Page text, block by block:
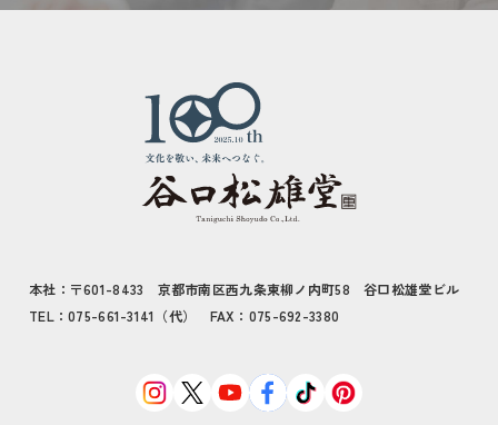
本社：〒601-8433 京都市南区西九条東柳ノ内町58 谷口松雄堂ビル
TEL：075-661-3141（代） FAX：075-692-3380